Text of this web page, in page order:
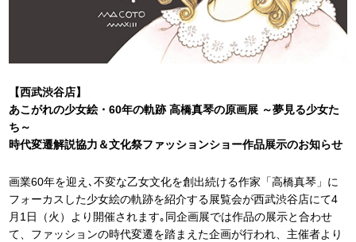
【西武渋谷店】
あこがれの少女絵・60年の軌跡 高橋真琴の原画展 ～夢見る少女た
ち～
時代変遷解説協力＆文化祭ファッションショー作品展示のお知らせ
画業60年を迎え､不変な乙女文化を創出続ける作家「高橋真琴」に
フォーカスした少女絵の軌跡を紹介する展覧会が西武渋谷店にて4
月1日（火）より開催されます｡同企画展では作品の展示と合わせ
て、ファッションの時代変遷を踏まえた企画が行われ、主催者より